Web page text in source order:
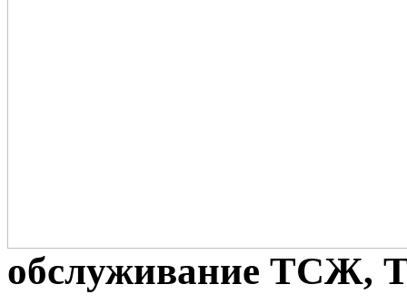
обслуживание